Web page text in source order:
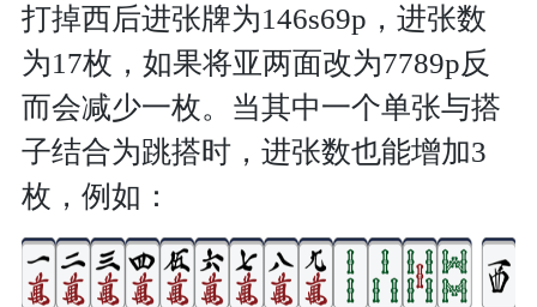
打掉西后进张牌为146s69p，进张数
为17枚，如果将亚两面改为7789p反
而会减少一枚。当其中一个单张与搭
子结合为跳搭时，进张数也能增加3
枚，例如：